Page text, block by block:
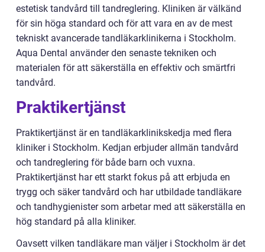
estetisk tandvård till tandreglering. Kliniken är välkänd
för sin höga standard och för att vara en av de mest
tekniskt avancerade tandläkarklinikerna i Stockholm.
Aqua Dental använder den senaste tekniken och
materialen för att säkerställa en effektiv och smärtfri
tandvård.
Praktikertjänst
Praktikertjänst är en tandläkarklinikskedja med flera
kliniker i Stockholm. Kedjan erbjuder allmän tandvård
och tandreglering för både barn och vuxna.
Praktikertjänst har ett starkt fokus på att erbjuda en
trygg och säker tandvård och har utbildade tandläkare
och tandhygienister som arbetar med att säkerställa en
hög standard på alla kliniker.
Oavsett vilken tandläkare man väljer i Stockholm är det